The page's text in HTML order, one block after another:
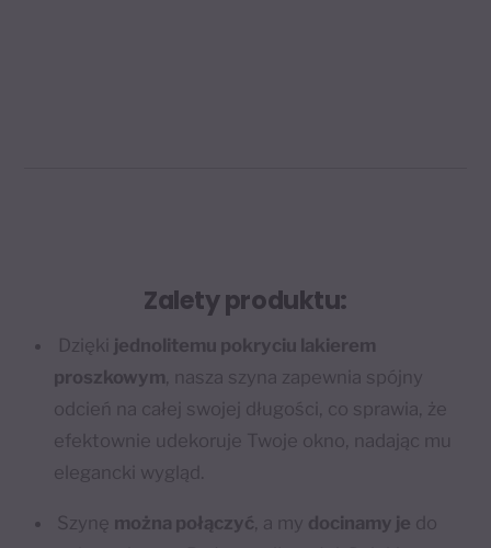
Zalety produktu:
Dzięki jednolitemu pokryciu lakierem
proszkowym , nasza szyna zapewnia spójny
odcień na całej swojej długości, co sprawia, że
efektownie udekoruje Twoje okno, nadając mu
elegancki wygląd.
Szynę można połączyć , a my docinamy je do